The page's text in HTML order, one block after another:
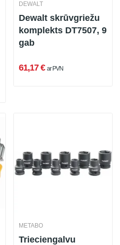
DEWALT
Dewalt skrūvgriežu
komplekts DT7507, 9
gab
61,17 € ar PVN
METABO
Trieciengalvu